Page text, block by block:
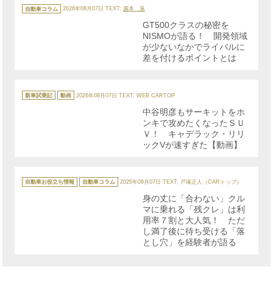
テ
ゴ
自動車コラム 2026年08月07日 TEXT: 廣本 泉
GT500クラスの秘密を
NISMOが語る！ 開発領域
が少ないなかでライバルに
差を付けるポイントとは
テ
ゴ
新車試乗記 動画 2026年08月07日 TEXT: WEB CARTOP
中谷明彦もサーキットをホ
ンキで攻めたくなったＳＵ
Ｖ！ キャデラック・リリ
ックVが速すぎた【動画】
カ
テ
ゴ
自動車お役立ち情報 自動車コラム 2026年08月07日 TEXT: 戸塚正人（CARトップ）
身の丈に「合わない」クル
マに乗れる「残クレ」は利
用率７割と大人気！ ただ
し満了後に待ち受ける「落
とし穴」を経験者が語る